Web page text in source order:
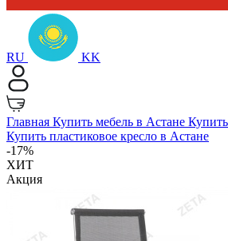
RU KK
Главная Купить мебель в Астане
Купить пластиковое кресло в Астане
-17%
ХИТ
Акция